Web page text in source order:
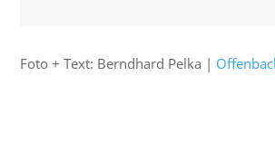
Foto + Text: Berndhard Pelka |